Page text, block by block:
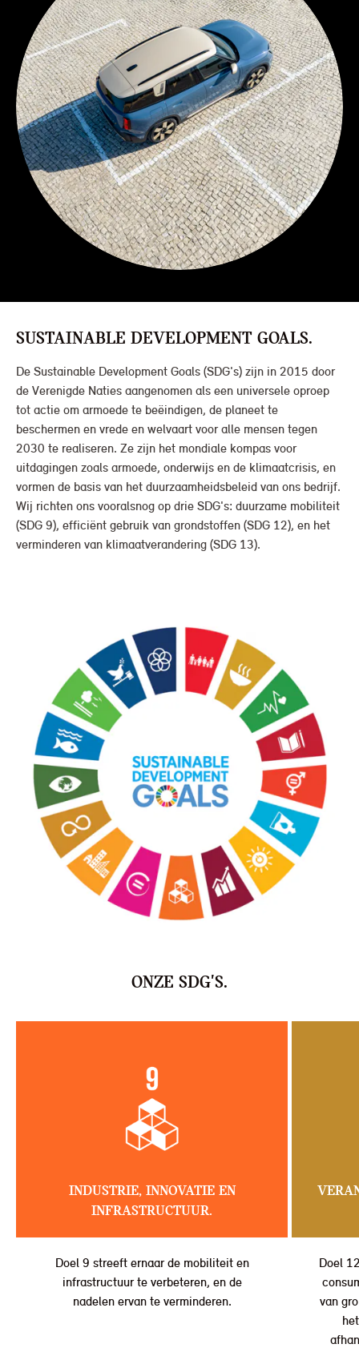
SUSTAINABLE DEVELOPMENT GOALS.
De Sustainable Development Goals (SDG's) zijn in 2015 door
de Verenigde Naties aangenomen als een universele oproep
tot actie om armoede te beëindigen, de planeet te
beschermen en vrede en welvaart voor alle mensen tegen
2030 te realiseren. Ze zijn het mondiale kompas voor
uitdagingen zoals armoede, onderwijs en de klimaatcrisis, en
vormen de basis van het duurzaamheidsbeleid van ons bedrijf.
Wij richten ons vooralsnog op drie SDG's: duurzame mobiliteit
(SDG 9), efficiënt gebruik van grondstoffen (SDG 12), en het
verminderen van klimaatverandering (SDG 13).
ONZE SDG'S.
INDUSTRIE, INNOVATIE EN
INFRASTRUCTUUR.
Doel 9 streeft ernaar de mobiliteit en
infrastructuur te verbeteren, en de
nadelen ervan te verminderen.
Doel
van